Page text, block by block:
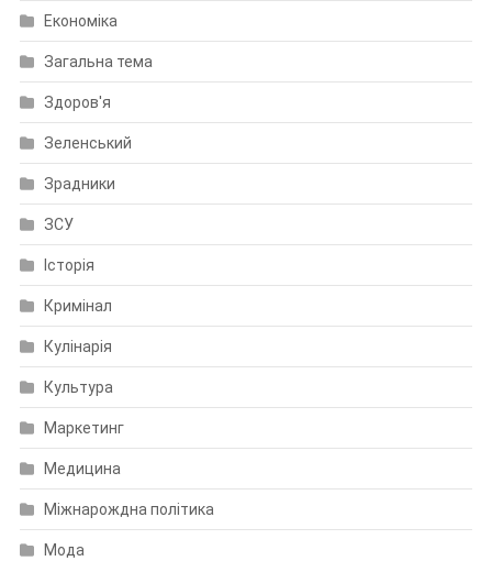
Економіка
Загальна тема
Здоров'я
Зеленський
Зрадники
ЗСУ
Історія
Кримінал
Кулінарія
Культура
Маркетинг
Медицина
Міжнарождна політика
Мода